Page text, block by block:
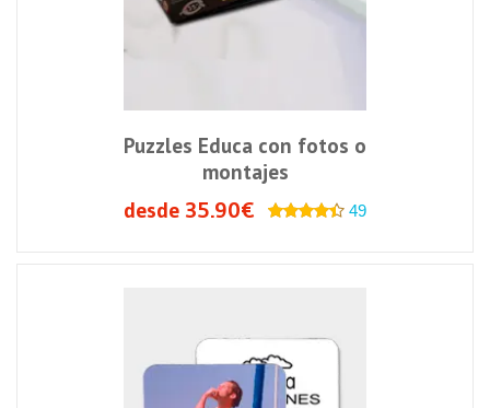
Puzzles Educa con fotos o
montajes
desde 35.90€
49